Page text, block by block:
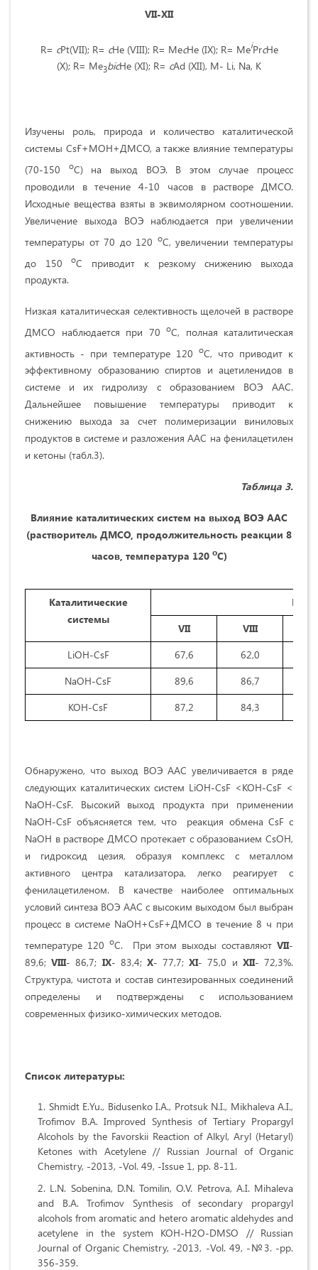
VII-XII
R= cPt(VII); R= cHe (VIII); R= MecHe (IX); R= MeiPrcHe
(X); R= Me3bicHe (XI); R= cAd (XII), М- Li, Na, K
Изучены роль, природа и количество каталитической
системы CsҒ+МOН+ДМСO, а также влияние температуры
(70-150
оC) на выход ВOЭ. В этом случае процесс
проводили в течение 4-10 часов в растворе ДМСО.
Исходные вещества взяты в эквимолярном соотношении.
Увеличение выхода ВOЭ наблюдается при увеличении
температуры от 70 до 120 оC, увеличении температуры
до 150оC приводит к резкому снижению выхода
продукта.
Низкая каталитическая селективность щелочей в растворе
ДМСО наблюдается при 70 оC, полная каталитическая
активность - при температуре 120 оС, что приводит к
эффективному образованию спиртов и ацетиленидов в
системе и их гидролизу с образованием ВOЭ AAС.
Дальнейшее повышение температуры приводит к
снижению выхода за счет полимеризации виниловых
продуктов в системе и разложения ААС на фенилацетилен
и кетоны (табл.3).
Таблица 3.
Влияние каталитических систем на выход ВOЭ AAС
(растворитель ДМСО, продолжительность реакции 8
часов, температура 120 оC)
Каталитические
системы
VII
VIII
LiOН-CsF
67,6 62,0
NaOН-CsF
89,6 86,7
KOН-CsF
87,2 84,3
Обнаружено, что выход ВOЭ AAС увеличивается в ряде
следующих каталитических систем LiOH-CsF <KOH-CsF <
NaOH-CsF. Высокий выход продукта при применении
NaOH-CsF объясняется тем, что реакция обмена CsF с
NaOH в растворе ДМСО протекает с образованием CsOH,
и гидроксид цезия, образуя комплекс с металлом
активного центра катализатора, легко реагирует с
фенилацетиленом. В качестве наиболее оптимальных
условий синтеза ВОЭ ААС с высоким выходом был выбран
процесс в системе NaOH+CsF+ДМСО в течение 8 ч при
температуре 120 оС. При этом выходы составляют VII-
89,6;VIII- 86,7; IX- 83,4; Х- 77,7;XI- 75,0 и XII- 72,3%.
Структура, чистота и состав синтезированных соединений
определены и подтверждены с использованием
современных физико-химических методов.
Список литературы:
Shmidt E.Yu., Bidusenko I.A., Protsuk N.I., Mikhaleva A.I.,
Trofimov B.A. Improved Synthesis of Tertiary Propargyl
Alcohols by the Favorskii Reaction of Alkyl, Aryl (Hetaryl)
Ketones with Acetylene // Russian Journal of Organic
Chemistry, -2013, -Vol. 49, -Issue 1, pp. 8-11.
L.N. Sobenina, D.N. Tomilin, O.V. Petrova, A.I. Mihaleva
and B.A. Trofimov Synthesis of secondary propargyl
alcohols from aromatic and hetero aromatic aldehydes and
acetylene in the system KOH-H2O-DMSO // Russian
Journal of Organic Chemistry, -2013, -Vol. 49, -№3. -pp.
356-359.